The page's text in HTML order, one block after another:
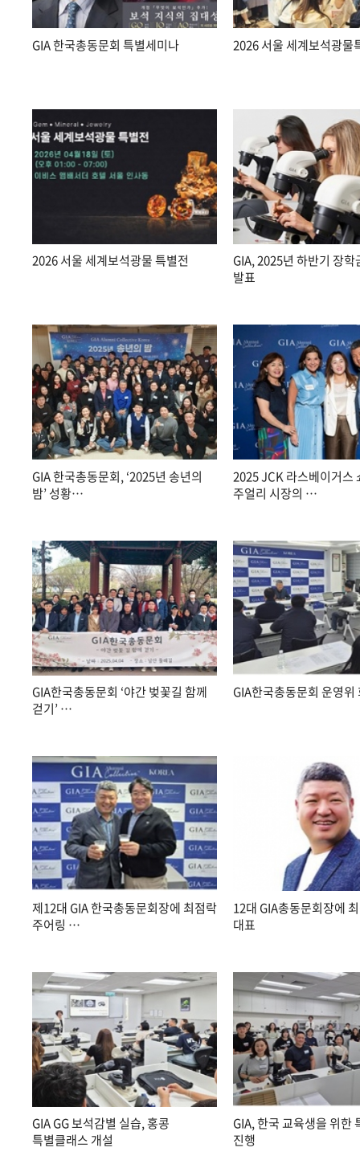
GIA 한국총동문회 특별세미나 2026 서울 세계보석광물
2026 서울 세계보석광물 특별전
GIA, 2025년 하반기 장학
발표
GIA 한국총동문회, ‘2025년 송년의
밤’ 성황…
2025 JCK 라스베이거스
주얼리 시장의 …
GIA한국총동문회 ‘야간 벚꽃길 함께
걷기’ …
GIA한국총동문회 운영위
제12대 GIA 한국총동문회장에 최점락
주어링 …
12대 GIA총동문회장에
대표
GIA GG 보석감별 실습, 홍콩
특별클래스 개설
GIA, 한국 교육생을 위한
진행